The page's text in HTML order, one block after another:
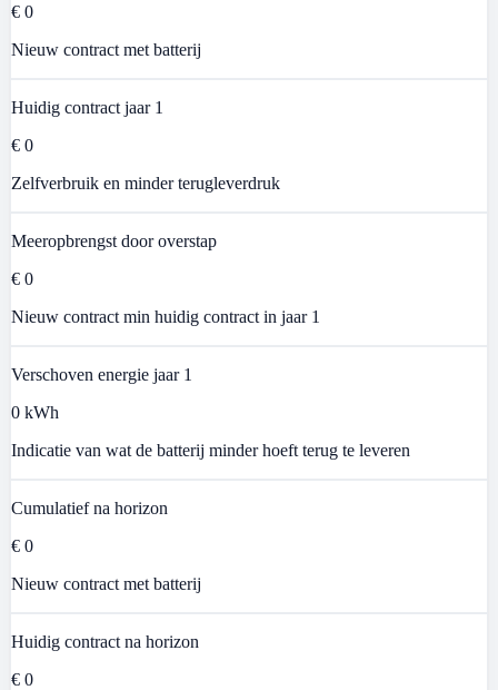
€ 0
Nieuw contract met batterij
Huidig contract jaar 1
€ 0
Zelfverbruik en minder terugleverdruk
Meeropbrengst door overstap
€ 0
Nieuw contract min huidig contract in jaar 1
Verschoven energie jaar 1
0 kWh
Indicatie van wat de batterij minder hoeft terug te leveren
Cumulatief na horizon
€ 0
Nieuw contract met batterij
Huidig contract na horizon
€ 0